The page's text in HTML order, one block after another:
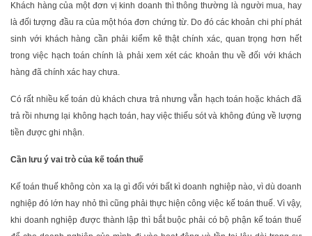
Khách hàng của một đơn vị kinh doanh thì thông thường là người mua, hay
là đối tượng đầu ra của một hóa đơn chứng từ. Do đó các khoản chi phí phát
sinh với khách hàng cần phải kiểm kê thật chính xác, quan trọng hơn hết
trong việc hạch toán chính là phải xem xét các khoản thu về đối với khách
hàng đã chính xác hay chưa.
Có rất nhiều kế toán dù khách chưa trả nhưng vẫn hạch toán hoặc khách đã
trả rồi nhưng lại không hạch toán, hay việc thiếu sót và không đúng về lượng
tiền được ghi nhận.
Cần lưu ý vai trò của kế toán thuế
Kế toán thuế không còn xa lạ gì đối với bất kì doanh nghiệp nào, vì dù doanh
nghiệp đó lớn hay nhỏ thì cũng phải thực hiện công việc kế toán thuế. Vì vậy,
khi doanh nghiệp được thành lập thì bắt buộc phải có bộ phận kế toán thuế